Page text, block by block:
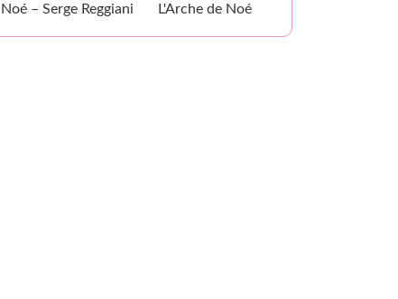
Noé – Serge Reggiani L'Arche de Noé